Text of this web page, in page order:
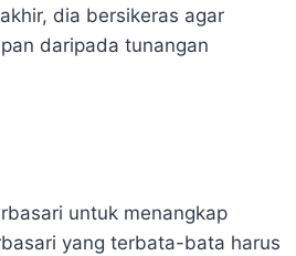
dia bersikeras agar
daripada tunangan
untuk menangkap
yang terbata-bata harus